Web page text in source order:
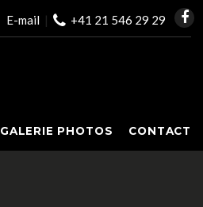
E-mail | +41 21 546 29 29
GALERIE PHOTOS CONTACT